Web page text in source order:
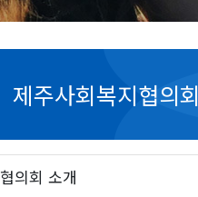
제주사회복지협의회
협의회 소개